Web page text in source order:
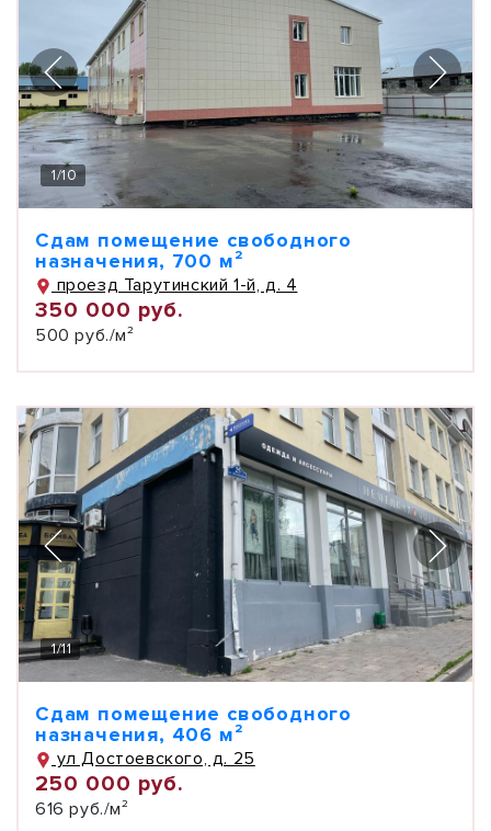
1/10
Сдам помещение свободного
назначения, 700 м²
проезд Тарутинский 1-й, д. 4
350 000 руб.
500 руб./м²
1/11
Сдам помещение свободного
назначения, 406 м²
ул Достоевского, д. 25
250 000 руб.
616 руб./м²